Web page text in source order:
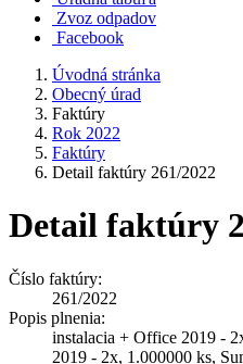
Zvoz odpadov
Facebook
Úvodná stránka
Obecný úrad
Faktúry
Rok 2022
Faktúry
Detail faktúry 261/2022
Detail faktúry
Číslo faktúry:
261/2022
Popis plnenia:
instalacia + Office 2019 -
2019 - 2x, 1.000000 ks,